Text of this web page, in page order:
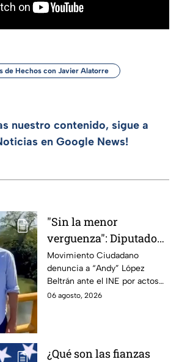
de Hechos con Javier Alatorre
nuestro contenido, sigue a
en Google News!
"Sin la menor
verguenza": Diputado
Juan Zavala denuncia
ante el INE a Andy
López Beltrán por
campaña anticipada en
Movimiento Ciudadano
denuncia a “Andy” López
Beltrán ante el INE por actos
anticipados de campaña en
06 agosto, 2026
¿Qué son las fianzas